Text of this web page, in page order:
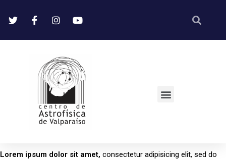
Lorem ipsum dolor sit amet, consectetur adipisicing elit, sed do